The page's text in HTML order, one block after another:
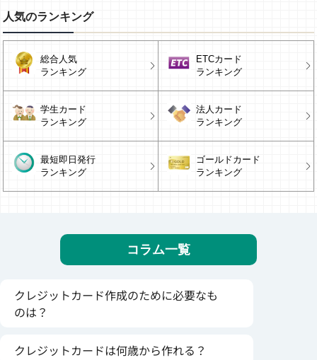
人気のランキング
総合人気
ランキング
ETCカード
ランキング
学生カード
ランキング
法人カード
ランキング
最短即日発行
ランキング
ゴールドカード
ランキング
コラム一覧
クレジットカード作成のために必要なも
のは？
クレジットカードは何歳から作れる？